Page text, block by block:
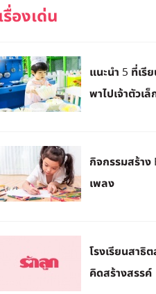
แนะนำ 5 ที่เรี
พาไปเจ้าตัวเล็
กิจกรรมสร้าง
เพลง
โรงเรียนสาธิ
คิดสร้างสรรค์